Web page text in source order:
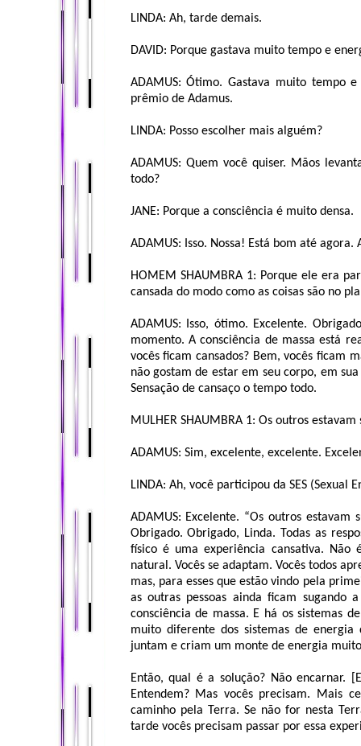
LINDA: Ah, tarde demais.
DAVID: Porque gastava muito tempo e
ADAMUS: Ótimo. Gastava muito tempo
prêmio de Adamus.
LINDA: Posso escolher mais alguém?
ADAMUS: Quem você quiser. Mãos
todo?
JANE: Porque a consciência é muito densa.
ADAMUS: Isso. Nossa! Está bom até
HOMEM SHAUMBRA 1: Porque ele era
cansada do modo como as coisas são no
ADAMUS: Isso, ótimo. Excelente.
momento. A consciência de massa está
vocês ficam cansados? Bem, vocês ficam
não gostam de estar em seu corpo, em
Sensação de cansaço o tempo todo.
MULHER SHAUMBRA 1: Os outros
ADAMUS: Sim, excelente, excelente.
LINDA: Ah, você participou da SES (Sexual
ADAMUS: Excelente. “Os outros estavam
Obrigado. Obrigado, Linda. Todas as
físico é uma experiência cansativa.
natural. Vocês se adaptam. Vocês todos
mas, para esses que estão vindo pela
as outras pessoas ainda ficam
consciência de massa. E há os sistemas
muito diferente dos sistemas de energia
juntam e criam um monte de energia
Então, qual é a solução? Não encarnar.
Entendem? Mas vocês precisam. Mais
caminho pela Terra. Se não for nesta
tarde vocês precisam passar por essa